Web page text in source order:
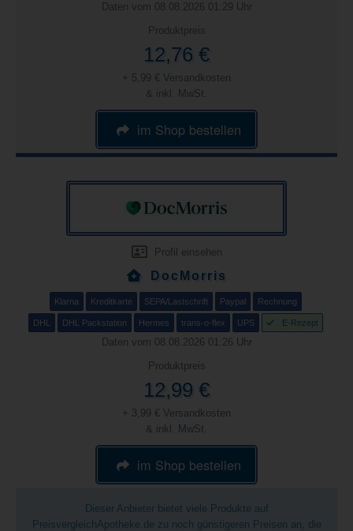
Daten vom 08.08.2026 01:29 Uhr
Produktpreis
12,76 €
+ 5,99 € Versandkosten
& inkl. MwSt.
im Shop bestellen
Profil einsehen
DocMorris
Klarna Kreditkarte SEPA/Lastschrift Paypal Rechnung
DHL DHL Packstation Hermes trans-o-flex UPS E-Rezept
Daten vom 08.08.2026 01:26 Uhr
Produktpreis
12,99 €
+ 3,99 € Versandkosten
& inkl. MwSt.
im Shop bestellen
Dieser Anbieter bietet viele Produkte auf
PreisvergleichApotheke.de zu noch günstigeren Preisen an, die